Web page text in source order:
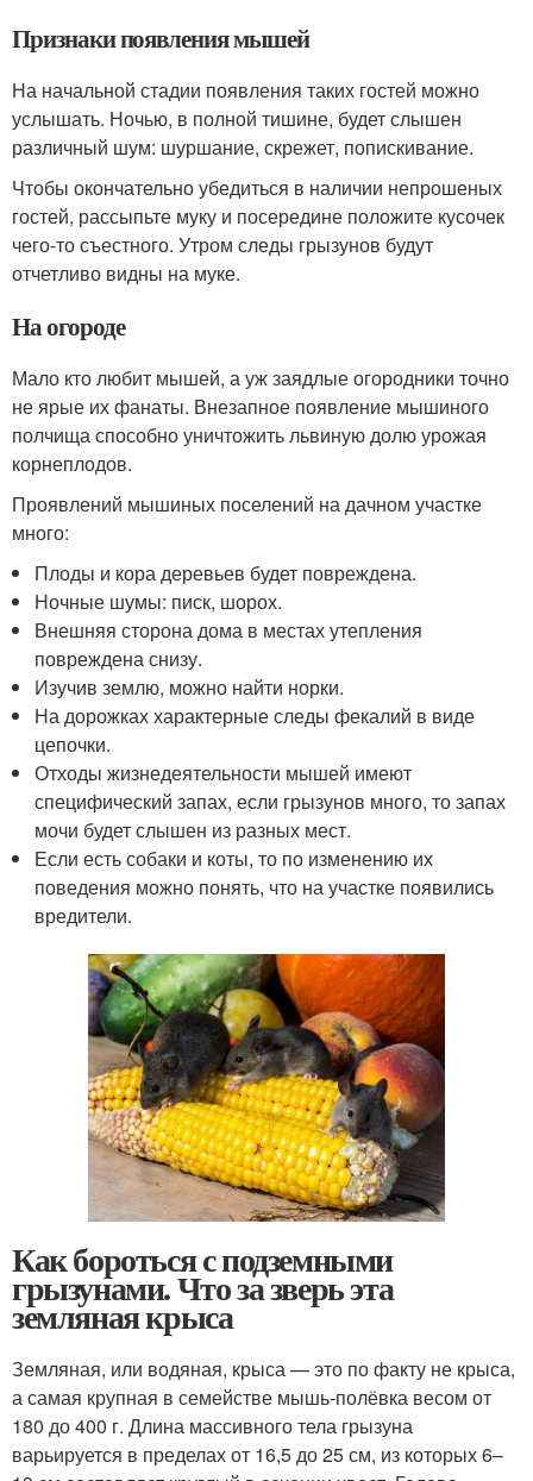
Признаки появления мышей
На начальной стадии появления таких гостей можно
услышать. Ночью, в полной тишине, будет слышен
различный шум: шуршание, скрежет, попискивание.
Чтобы окончательно убедиться в наличии непрошеных
гостей, рассыпьте муку и посередине положите кусочек
чего-то съестного. Утром следы грызунов будут
отчетливо видны на муке.
На огороде
Мало кто любит мышей, а уж заядлые огородники точно
не ярые их фанаты. Внезапное появление мышиного
полчища способно уничтожить львиную долю урожая
корнеплодов.
Проявлений мышиных поселений на дачном участке
много:
Плоды и кора деревьев будет повреждена.
Ночные шумы: писк, шорох.
Внешняя сторона дома в местах утепления
повреждена снизу.
Изучив землю, можно найти норки.
На дорожках характерные следы фекалий в виде
цепочки.
Отходы жизнедеятельности мышей имеют
специфический запах, если грызунов много, то запах
мочи будет слышен из разных мест.
Если есть собаки и коты, то по изменению их
поведения можно понять, что на участке появились
вредители.
Как бороться с подземными
грызунами. Что за зверь эта
земляная крыса
Земляная, или водяная, крыса — это по факту не крыса,
а самая крупная в семействе мышь-полёвка весом от
180 до 400 г. Длина массивного тела грызуна
варьируется в пределах от 16,5 до 25 см, из которых 6–